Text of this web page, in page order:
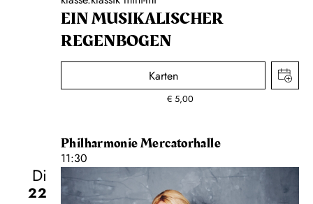
EIN MUSIKALISCHER
REGENBOGEN
Karten
€ 5,00
Philharmonie Mercatorhalle
11:30
Di
22